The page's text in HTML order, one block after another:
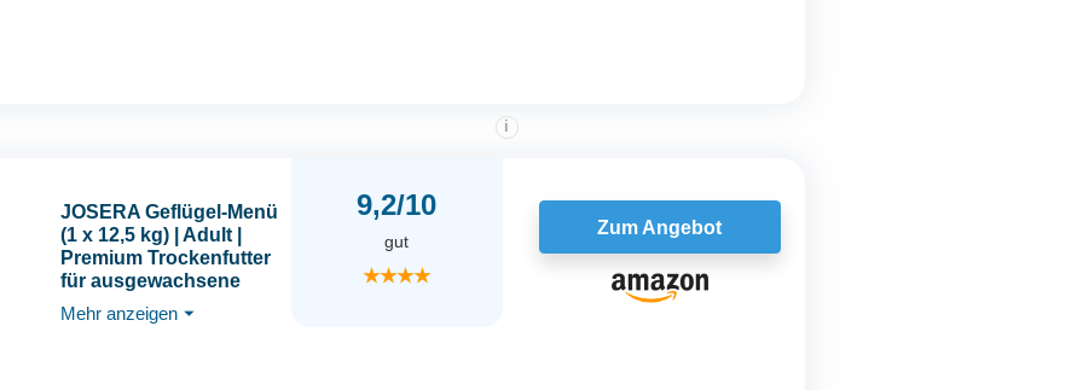
JOSERA Geflügel-Menü
(1 x 12,5 kg) | Adult |
Premium Trockenfutter
für ausgewachsene
Hunde | Geflügel &
Mais/Reis | besonders
Mehr anzeigen ⏷
9,2/10
i
gut
★★★★
Zum Angebot